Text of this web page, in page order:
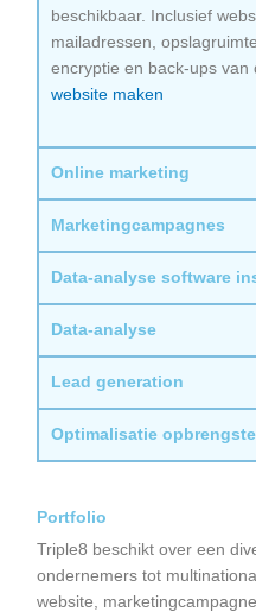
beschikbaar. Inclusief
mailadressen,
encryptie en back-ups
website maken
Online marketing
Marketingcampagnes
Data-analyse software
Data-analyse
Lead generation
Optimalisatie
Portfolio
Triple8 beschikt over een
ondernemers tot
website,